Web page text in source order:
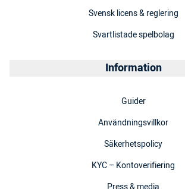
Svensk licens & reglering
Svartlistade spelbolag
Information
Guider
Användningsvillkor
Säkerhetspolicy
KYC – Kontoverifiering